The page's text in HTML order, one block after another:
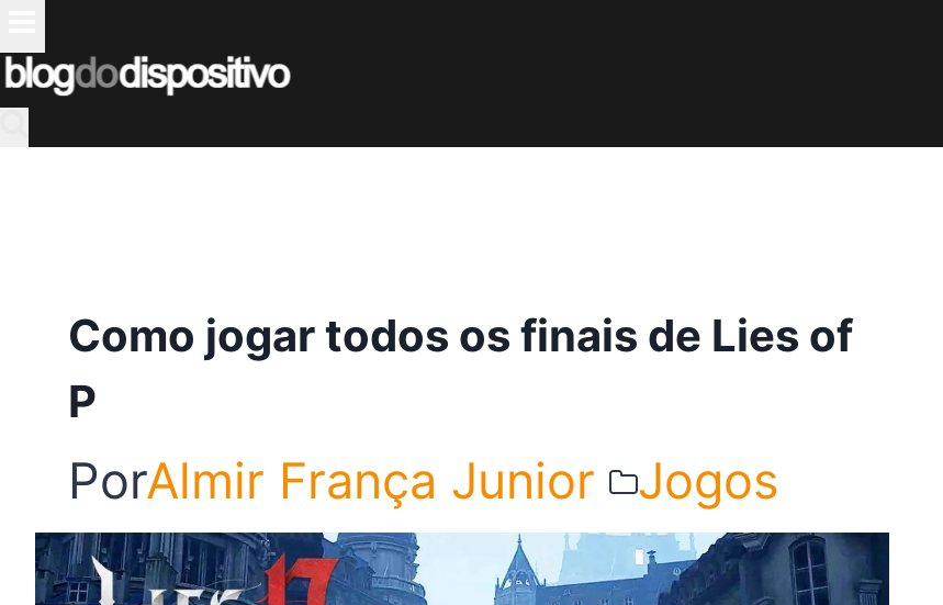
o
Conteúdo
Como jogar todos os finais de Lies of
P
PorAlmir França Junior Jogos